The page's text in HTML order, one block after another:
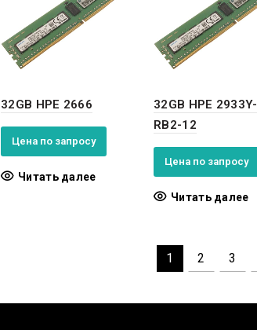
32GB HPE 2666
Цена по запросу
Читать далее
32GB HPE 2933Y-
RB2-12
Цена по запросу
Читать далее
1 2 3